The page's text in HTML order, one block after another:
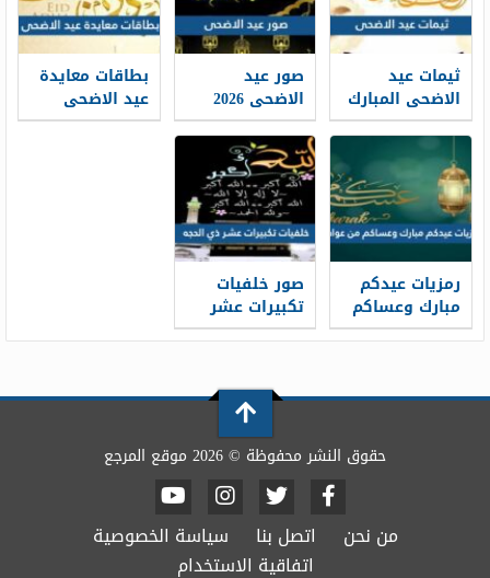
ثيمات عيد
الاضحى المبارك
1448 / 2026
صور عيد
الاضحى 2026
خلفيات تهنئة
عيد الاضحى
جديدة 1448
بطاقات معايدة
عيد الاضحى
المبارك 2026 ،
رمزيات عيدكم
مبارك وعساكم
من عواده 1448 /
صور خلفيات
تكبيرات عشر
ذي الحجة
حقوق النشر محفوظة © 2026 موقع المرجع
من نحن اتصل بنا
سياسة الخصوصية
اتفاقية الاستخدام